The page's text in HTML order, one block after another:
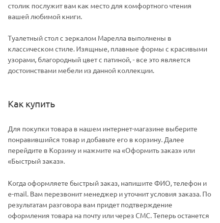
столик послужит вам как место для комфортного чтения
вашей любимой книги.
Туалетный стол с зеркалом Марелла выполнены в
классическом стиле. Изящные, плавные формы с красивыми
узорами, благородный цвет с патиной, - все это является
достоинствами мебели из данной коллекции.
Как купить
Для покупки товара в нашем интернет-магазине выберите
понравившийся товар и добавьте его в корзину. Далее
перейдите в Корзину и нажмите на «Оформить заказ» или
«Быстрый заказ».
Когда оформляете быстрый заказ, напишите ФИО, телефон и
e-mail. Вам перезвонит менеджер и уточнит условия заказа. По
результатам разговора вам придет подтверждение
оформления товара на почту или через СМС. Теперь останется